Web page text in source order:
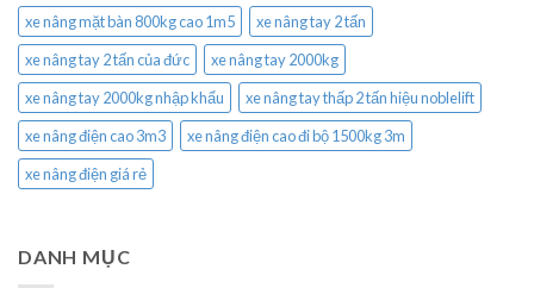
xe nâng mặt bàn 800kg cao 1m5
xe nâng tay 2 tấn
xe nâng tay 2 tấn của đức
xe nâng tay 2000kg
xe nâng tay 2000kg nhập khẩu
xe nâng tay thấp 2 tấn hiệu noblelift
xe nâng điện cao 3m3
xe nâng điện cao đi bộ 1500kg 3m
xe nâng điện giá rẻ
DANH MỤC